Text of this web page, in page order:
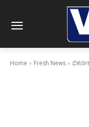
Home Fresh News